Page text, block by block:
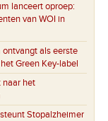
lanceert oproep:
van WOI in
als eerste
Green Key-label
naar het
Stopalzheimer